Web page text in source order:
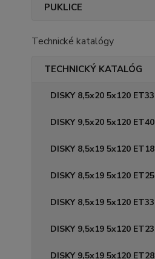
PUKLICE
Technické katalógy
TECHNICKÝ KATALÓG
DISKY 8,5x20 5x120 ET33
DISKY 9,5x20 5x120 ET40
DISKY 8,5x19 5x120 ET18
DISKY 8,5x19 5x120 ET25
DISKY 8,5x19 5x120 ET33
DISKY 9,5x19 5x120 ET23
DISKY 9,5x19 5x120 ET28